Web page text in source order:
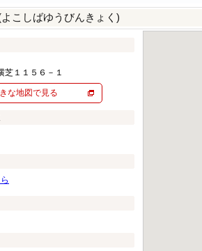
よこしばゆうびんきょく)
芝１１５６－１
な地図で見る